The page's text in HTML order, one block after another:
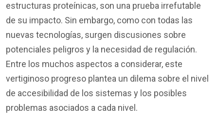
estructuras proteínicas, son una prueba irrefutable
de su impacto. Sin embargo, como con todas las
nuevas tecnologías, surgen discusiones sobre
potenciales peligros y la necesidad de regulación.
Entre los muchos aspectos a considerar, este
vertiginoso progreso plantea un dilema sobre el nivel
de accesibilidad de los sistemas y los posibles
problemas asociados a cada nivel .